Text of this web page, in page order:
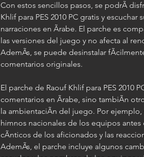
Con estos sencillos pasos, se podrÃ
Khlif para PES 2010 PC gratis y escuchar
narraciones en Ãrabe. El parche es
las versiones del juego y no afecta al
AdemÃs, se puede desinstalar
comentarios originales.
El parche de Raouf Khlif para PES 2010
comentarios en Ãrabe, sino tambiÃn
la ambientaciÃn del juego. Por ejemplo,
himnos nacionales de los equipos
cÃnticos de los aficionados y las
AdemÃs, el parche incluye algunos